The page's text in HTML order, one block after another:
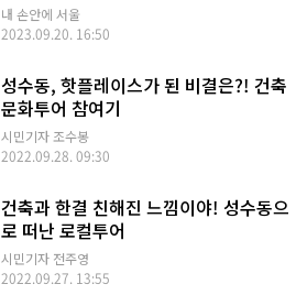
내 손안에 서울
2023.09.20. 16:50
성수동, 핫플레이스가 된 비결은?! 건축
문화투어 참여기
시민기자 조수봉
2022.09.28. 09:30
건축과 한결 친해진 느낌이야! 성수동으
로 떠난 로컬투어
시민기자 전주영
2022.09.27. 13:55